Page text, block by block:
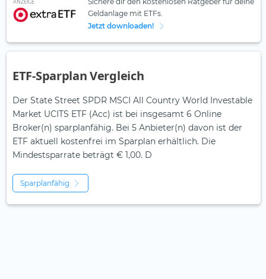
ANZEIGE
Geldanlage mit ETFs.
Jetzt downloaden!
ETF-Sparplan Vergleich
Der State Street SPDR MSCI All Country World Investable
Market UCITS ETF (Acc) ist bei insgesamt 6 Online
Broker(n) sparplanfähig. Bei 5 Anbieter(n) davon ist der
ETF aktuell kostenfrei im Sparplan erhältlich. Die
Mindestsparrate beträgt € 1,00. D
Sparplanfähig